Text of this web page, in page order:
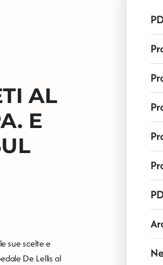
AL
E
sue scelte e
De Lellis al